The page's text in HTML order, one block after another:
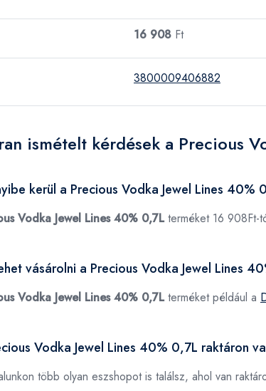
16 908 Ft
3800009406882
ismételt kérdések a Precious
kerül a Precious Vodka Jewel Lines 40%
Vodka Jewel Lines 40% 0,7Lterméket 16 908Ft-
vásárolni a Precious Vodka Jewel Lines
Vodka Jewel Lines 40% 0,7Lterméket például a
Vodka Jewel Lines 40% 0,7L raktáron
több olyan eszshopot is találsz, ahol van